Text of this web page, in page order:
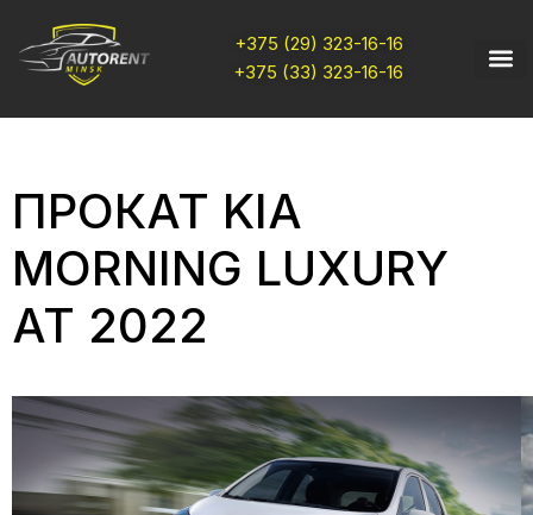
+375 (29) 323-16-16
+375 (33) 323-16-16
ПРОКАТ KIA
MORNING LUXURY
AT 2022